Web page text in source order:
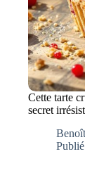
Cette tarte
secret